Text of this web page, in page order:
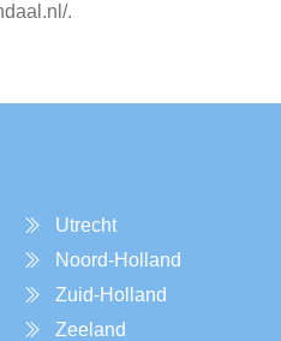
.
Utrecht
Noord-Holland
Zuid-Holland
Zeeland